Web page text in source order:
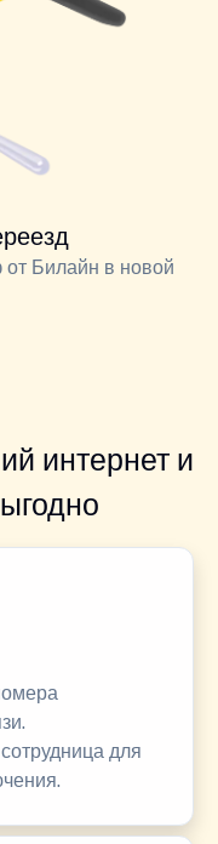
Билайн в новой
интернет и
для